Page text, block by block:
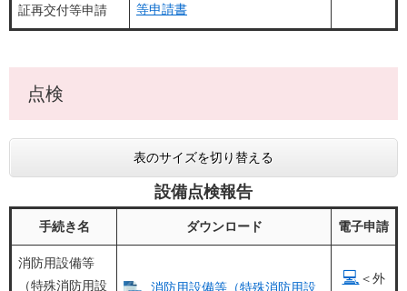
証再交付等申請
等申請書​
点検
表のサイズを切り替える
設備点検報告
手続き名 ダウンロード 電子申請
消防用設備等
（特殊消防用設
消防用設備等（特殊消防用設
💻 ＜外